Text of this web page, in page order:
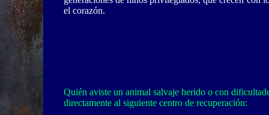
el corazón.
Quién aviste un animal salvaje herido o con
directamente al siguiente centro de recuperación: